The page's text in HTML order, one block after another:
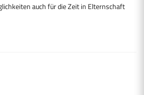
auch für die Zeit in Elternschaft